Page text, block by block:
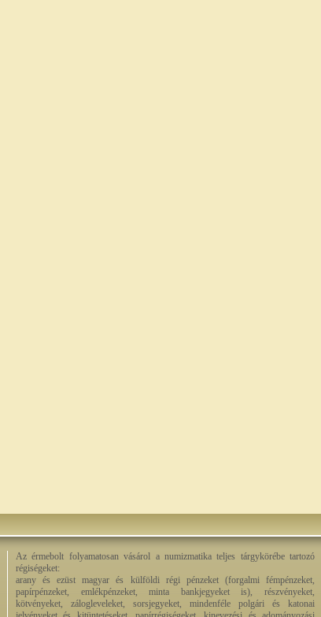
Az érmebolt folyamatosan vásárol a numizmatika teljes tárgykörébe tartozó
régiségeket:
arany és ezüst magyar és külföldi régi pénzeket (forgalmi fémpénzeket,
papírpénzeket, emlékpénzeket, minta bankjegyeket is), részvényeket,
kötvényeket, zálogleveleket, sorsjegyeket, mindenféle polgári és katonai